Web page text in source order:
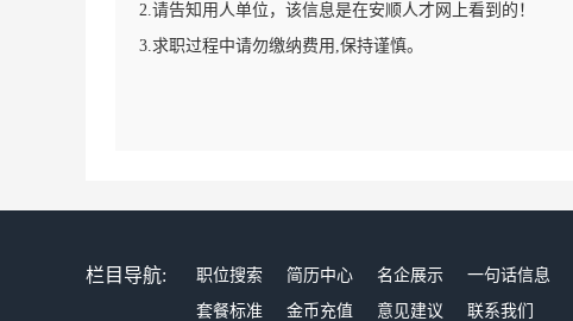
2.请告知用人单位，该信息是在安顺人才网上看到的！
3.求职过程中请勿缴纳费用,保持谨慎。
栏目导航: 职位搜索 简历中心 名企展示 一句话信息
套餐标准
金币充值 意见建议 联系我们